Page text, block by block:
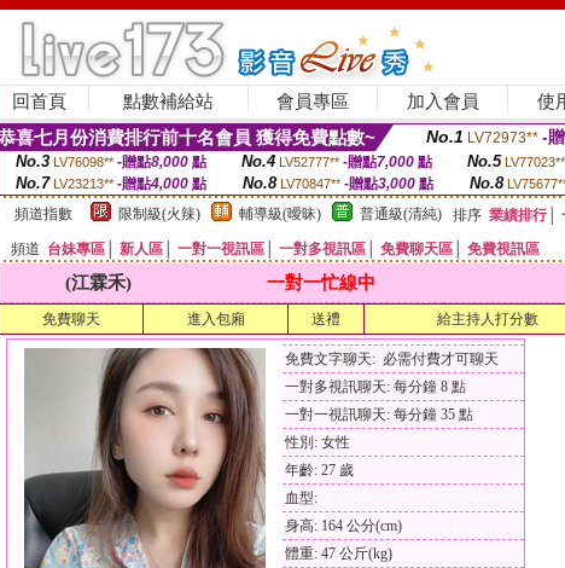
回首頁 點數補給站 會員專區 加入會員 使
喜七月份消費排行前十名會員 獲得免費點數~ No.1 LV72973** -
No.3 LV76098** -贈點8,000點 No.4 LV52777** -贈點7,000點 No.5 LV77023**
No.7 LV23213** -贈點4,000 點 No.8 LV70847** -贈點3,000 點 No.8
頻道指數
限制級(火辣) 輔導級(曖昧) 普通級(清純) 排序 業績排行│
頻道 台妹專區 新人區 一對一視訊區 一對多視訊區 免費聊天區 免費視訊區
(江霖禾) 一對一忙線中
免費聊天 進入包廂 送禮 給主持人打分數
免費文字聊天: 必需付費才可聊天
一對多視訊聊天: 每分鐘 8 點
一對一視訊聊天: 每分鐘 35 點
性別: 女性
年齡: 27 歲
血型:
身高: 164 公分(cm)
體重: 47 公斤(kg)